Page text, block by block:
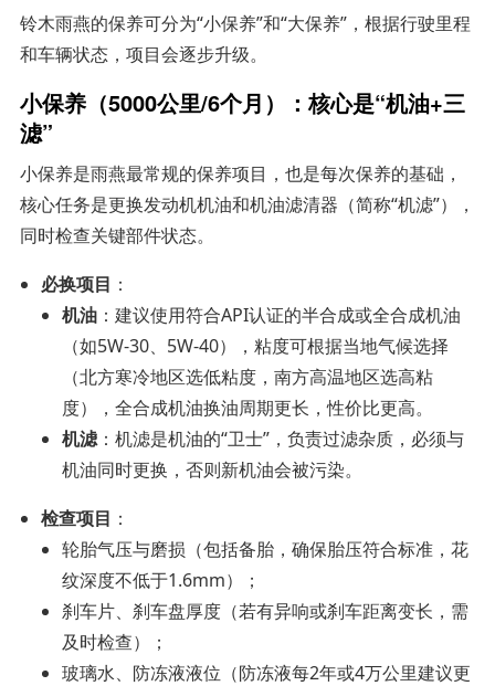
铃木雨燕的保养可分为“小保养”和“大保养”，根据行驶里程
和车辆状态，项目会逐步升级。
小保养（5000公里/6个月）：核心是“机油+三
滤”
小保养是雨燕最常规的保养项目，也是每次保养的基础，
核心任务是更换发动机机油和机油滤清器（简称“机滤”），
同时检查关键部件状态。
必换项目 ：
机油 ：建议使用符合API认证的半合成或全合成机油
（如5W-30、5W-40），粘度可根据当地气候选择
（北方寒冷地区选低粘度，南方高温地区选高粘
度），全合成机油换油周期更长，性价比更高。
机滤：机滤是机油的“卫士”，负责过滤杂质，必须与
机油同时更换，否则新机油会被污染。
检查项目 ：
轮胎气压与磨损（包括备胎，确保胎压符合标准，花
纹深度不低于1.6mm）；
刹车片、刹车盘厚度（若有异响或刹车距离变长，需
及时检查）；
玻璃水、防冻液液位（防冻液每2年或4万公里建议更